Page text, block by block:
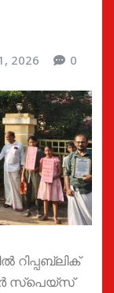
2026 0
റിപ്പബ്ലിക്
സ്പെയ്സ്